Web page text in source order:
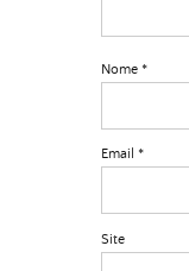
Nome *
Email *
Site